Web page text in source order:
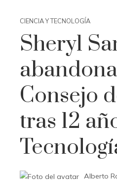
CIENCIA Y TECNOLOGÍA
Sheryl
Consejo
tras 12
Alberto